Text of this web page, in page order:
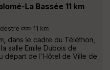
La Bassée 11 km
11 km
dans le cadre du Téléthon,
salle Emile Dubois de
départ de l'Hôtel de Ville de